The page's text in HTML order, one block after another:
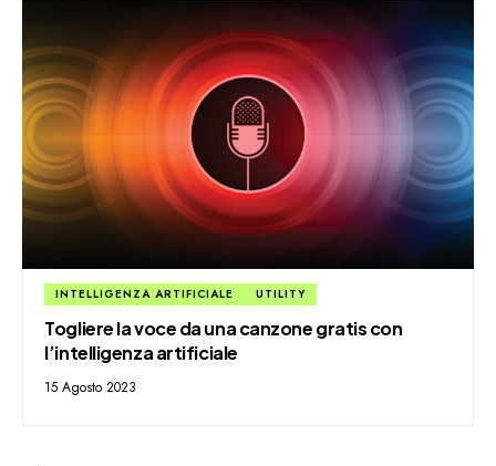
INTELLIGENZA ARTIFICIALE UTILITY
Togliere la voce da una canzone gratis con
l’intelligenza artificiale
15 Agosto 2023